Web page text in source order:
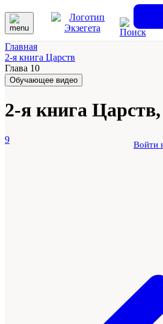
Войти
Главная
2-я книга Царств
Глава 10
Обучающее видео
2-я книга
9